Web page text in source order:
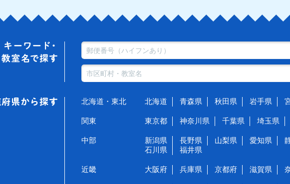
北海道・東北 北海道 青森県 秋田県 岩手県
関東 東京都 神奈川県 千葉県 埼玉県
中部 新潟県 長野県 山梨県 愛知県
石川県
福井県
近畿 大阪府 兵庫県 京都府 滋賀県